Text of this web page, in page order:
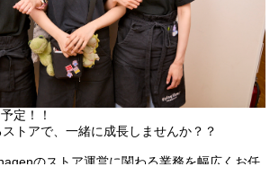
定！！
トアで、一緒に成長しませんか？？
のストア運営に関わる業務を幅広くお任